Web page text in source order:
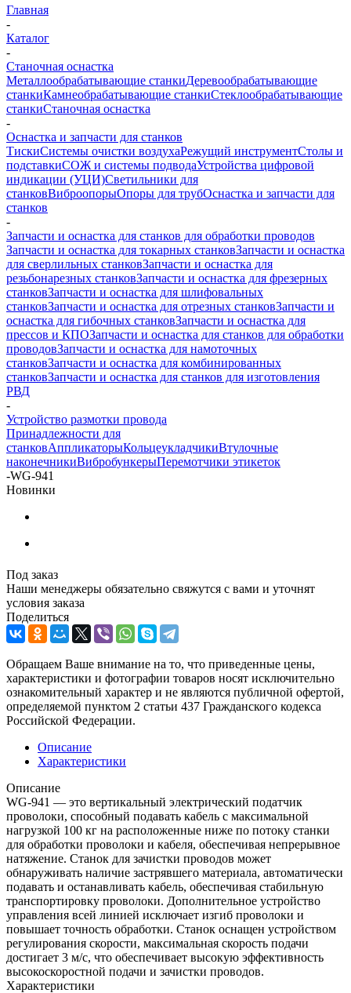
Главная
-
Каталог
-
Станочная оснастка
Металлообрабатывающие станкиДеревообрабатывающие
станкиКамнеобрабатывающие станкиСтеклообрабатывающие
станкиСтаночная оснастка
-
Оснастка и запчасти для станков
ТискиСистемы очистки воздухаРежущий инструментСтолы и
подставкиСОЖ и системы подводаУстройства цифровой
индикации (УЦИ)Светильники для
станковВиброопорыОпоры для трубОснастка и запчасти для
станков
-
Запчасти и оснастка для станков для обработки проводов
Запчасти и оснастка для токарных станковЗапчасти и оснастка
для сверлильных станковЗапчасти и оснастка для
резьбонарезных станковЗапчасти и оснастка для фрезерных
станковЗапчасти и оснастка для шлифовальных
станковЗапчасти и оснастка для отрезных станковЗапчасти и
оснастка для гибочных станковЗапчасти и оснастка для
прессов и КПОЗапчасти и оснастка для станков для обработки
проводовЗапчасти и оснастка для намоточных
станковЗапчасти и оснастка для комбинированных
станковЗапчасти и оснастка для станков для изготовления
РВД
-
Устройство размотки провода
Принадлежности для
станковАппликаторыКольцеукладчикиВтулочные
наконечникиВибробункерыПеремотчики этикеток
-WG-941
Новинки
Под заказ
Наши менеджеры обязательно свяжутся с вами и уточнят
условия заказа
Поделиться
Обращаем Ваше внимание на то, что приведенные цены,
характеристики и фотографии товаров носят исключительно
ознакомительный характер и не являются публичной офертой,
определяемой пунктом 2 статьи 437 Гражданского кодекса
Российской Федерации.
Описание
Характеристики
Описание
WG-941 — это вертикальный электрический податчик
проволоки, способный подавать кабель с максимальной
нагрузкой 100 кг на расположенные ниже по потоку станки
для обработки проволоки и кабеля, обеспечивая непрерывное
натяжение. Станок для зачистки проводов может
обнаруживать наличие застрявшего материала, автоматически
подавать и останавливать кабель, обеспечивая стабильную
транспортировку проволоки. Дополнительное устройство
управления всей линией исключает изгиб проволоки и
повышает точность обработки. Станок оснащен устройством
регулирования скорости, максимальная скорость подачи
достигает 3 м/с, что обеспечивает высокую эффективность
высокоскоростной подачи и зачистки проводов.
Характеристики